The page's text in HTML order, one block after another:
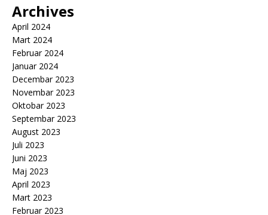
Archives
April 2024
Mart 2024
Februar 2024
Januar 2024
Decembar 2023
Novembar 2023
Oktobar 2023
Septembar 2023
August 2023
Juli 2023
Juni 2023
Maj 2023
April 2023
Mart 2023
Februar 2023